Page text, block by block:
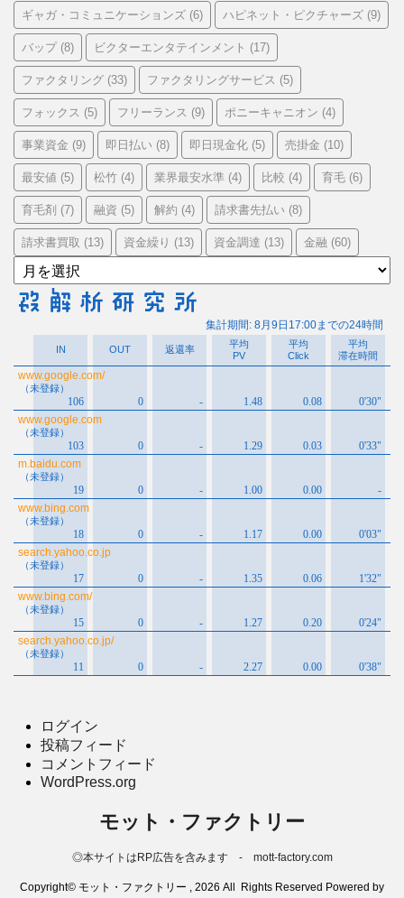
ギャガ・コミュニケーションズ (6) ハピネット・ピクチャーズ (9)
バップ(8) ビクターエンタテインメント (17)
ファクタリング (33) ファクタリングサービス (5)
フォックス (5) フリーランス (9) ポニーキャニオン (4)
事業資金 (9) 即日払い (8) 即日現金化 (5) 売掛金 (10)
最安値 (5) 松竹 (4) 業界最安水準 (4) 比較 (4) 育毛 (6)
育毛剤 (7) 融資 (5) 解約 (4) 請求書先払い (8)
請求書買取 (13) 資金繰り (13) 資金調達 (13) 金融 (60)
ア
ー
カ
ログイン
投稿フィード
コメントフィード
WordPress.org
モット・ファクトリー
◎本サイトはRP広告を含みます - mott-factory.com
Copyright© モット・ファクトリー , 2026 All Rights Reserved Powered by